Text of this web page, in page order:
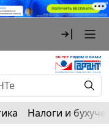
Налоги и